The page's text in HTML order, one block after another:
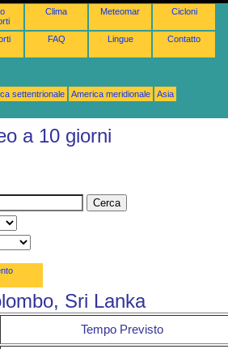
Clima Meteomar Cicloni
FAQ Lingue Contatto
settentrionale America meridionale
Asia
a 10 giorni
Sri Lanka
Tempo Previsto